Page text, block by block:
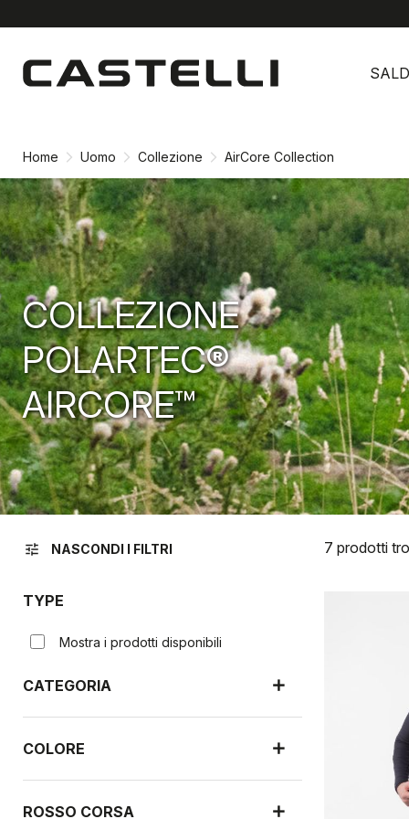
contenuto
navigazione
Home Uomo Collezione AirCore Collection
COLLEZIONE
POLARTEC®
AIRCORE™
tune NASCONDI I FILTRI 7 prodotti
TYPE
Mostra i prodotti disponibili
CATEGORIA
COLORE
ROSSO CORSA